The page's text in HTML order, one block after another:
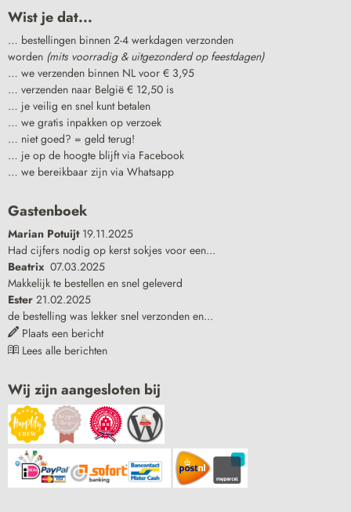
Wist je dat...
… bestellingen binnen 2-4 werkdagen verzonden
worden (mits voorradig & uitgezonderd op feestdagen)
… we verzenden binnen NL voor € 3,95
… verzenden naar België € 12,50 is
… je veilig en snel kunt betalen
… we gratis inpakken op verzoek
… niet goed? = geld terug!
… je op de hoogte blijft via Facebook
… we bereikbaar zijn via Whatsapp
Gastenboek
Marian Potuijt 19.11.2025
Had cijfers nodig op kerst sokjes voor een...
Beatrix 07.03.2025
Makkelijk te bestellen en snel geleverd
Ester 21.02.2025
de bestelling was lekker snel verzonden en...
Plaats een bericht
Lees alle berichten
Wij zijn aangesloten bij